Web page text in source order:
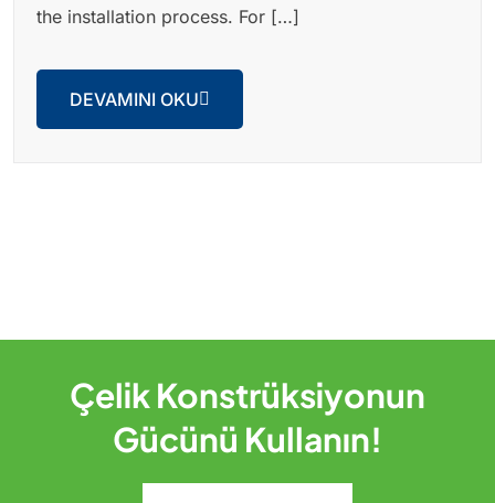
the installation process. For […]
DEVAMINI OKU
Çelik Konstrüksiyonun
Gücünü Kullanın!